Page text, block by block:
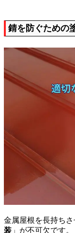
錆を防ぐための
金属屋根を長持ち
装 」が不可欠です。